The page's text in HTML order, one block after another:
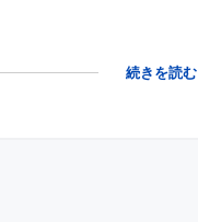
続きを読む